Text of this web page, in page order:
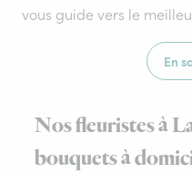
vous guide vers le
En
Nos fleuristes à
bouquets à